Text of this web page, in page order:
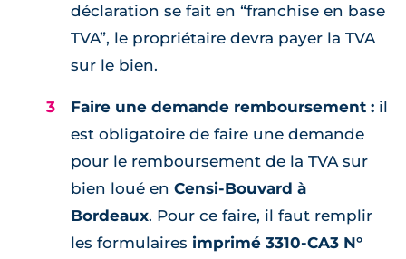
déclaration se fait en “franchise en base
TVA”, le propriétaire devra payer la TVA
sur le bien.
Faire une demande remboursement : il
est obligatoire de faire une demande
pour le remboursement de la TVA sur
bien loué en Censi-Bouvard à
Bordeaux. Pour ce faire, il faut remplir
les formulaires imprimé 3310-CA3 N°